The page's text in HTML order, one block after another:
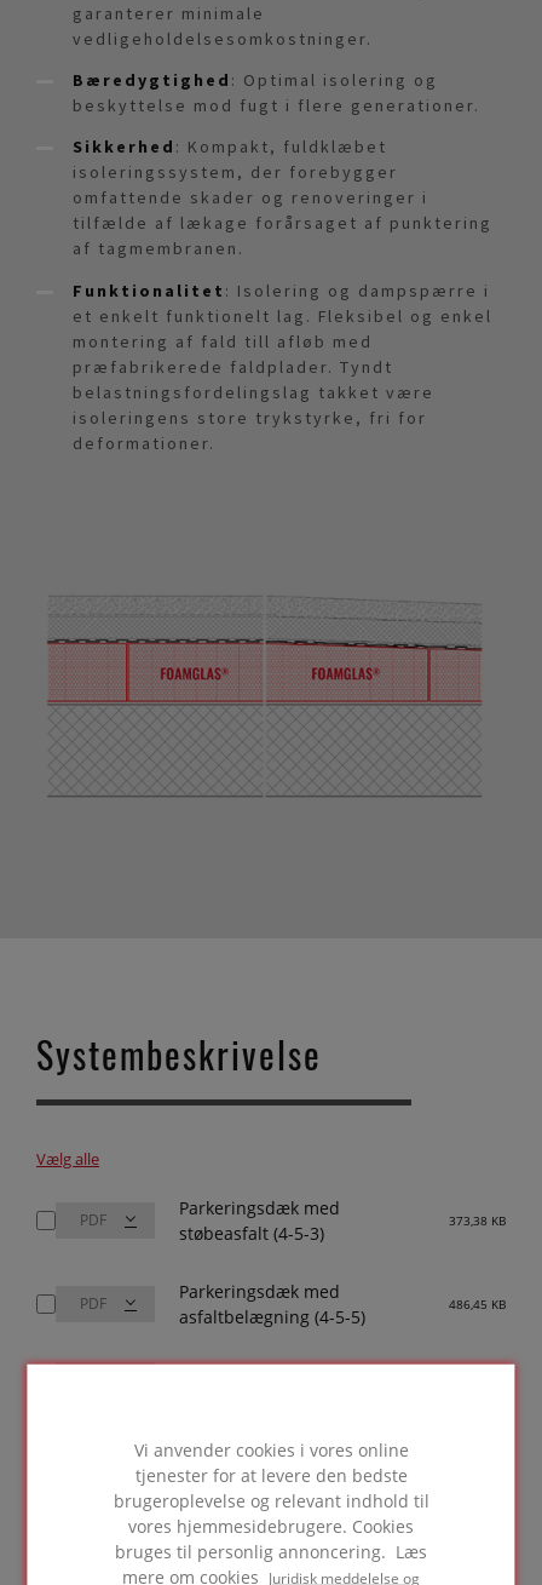
Vi anvender cookies i vores online
tjenester for at levere den bedste
brugeroplevelse og relevant indhold til
vores hjemmesidebrugere. Cookies
bruges til personlig annoncering. Læs
mere om cookies
Juridisk meddelelse og
garanterer minimale
vedligeholdelsesomkostninger.
Bæredygtighed : Optimal isolering og
beskyttelse mod fugt i flere generationer.
Sikkerhed : Kompakt, fuldklæbet
isoleringssystem, der forebygger
omfattende skader og renoveringer i
tilfælde af lækage forårsaget af punktering
af tagmembranen.
Funktionalitet : Isolering og dampspærre i
et enkelt funktionelt lag. Fleksibel og enkel
montering af fald till afløb med
præfabrikerede faldplader. Tyndt
belastningsfordelingslag takket være
isoleringens store trykstyrke, fri for
deformationer.
Systembeskrivelse
Vælg alle
Parkeringsdæk med
støbeasfalt (4-5-3)
373,38 KB
Parkeringsdæk med
asfaltbelægning (4-5-5)
486,45 KB
Download valgte (0)
Produktdatablad